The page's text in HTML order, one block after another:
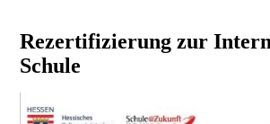
Rezertifizierung zur
Schule